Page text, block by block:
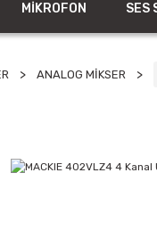
MİKROFON SES
ANALOG MİKSER